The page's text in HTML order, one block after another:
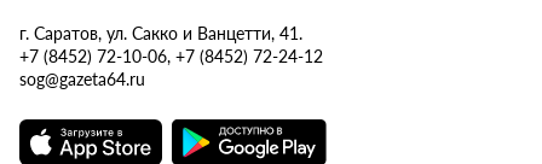
г. Саратов, ул. Сакко и Ванцетти, 41.
+7 (8452) 72-10-06, +7 (8452) 72-24-12
sog@gazeta64.ru